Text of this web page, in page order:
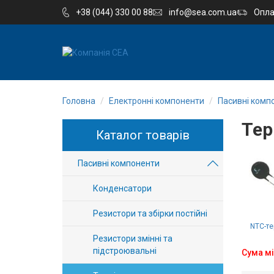
+38 (044) 330 00 88 info@sea.com.ua
Компанія
Виробництво
Головна Електронні компоненти Пасивні
NTC-
Сума
Каталог товарів
Пасивні компоненти
Конденсатори
Резистори та збірки постійні
Резистори змінні та
підстроювальні